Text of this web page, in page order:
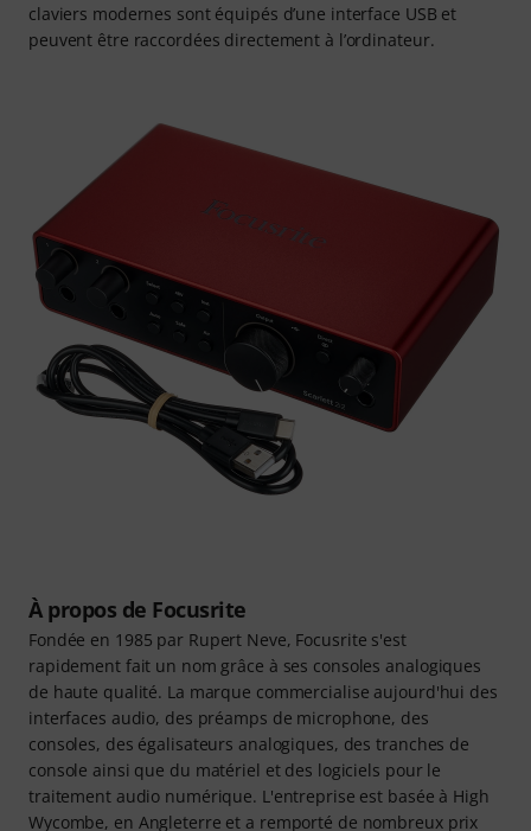
claviers modernes sont équipés d’une interface USB et
peuvent être raccordées directement à l’ordinateur.
À propos de Focusrite
Fondée en 1985 par Rupert Neve, Focusrite s'est
rapidement fait un nom grâce à ses consoles analogiques
de haute qualité. La marque commercialise aujourd'hui des
interfaces audio, des préamps de microphone, des
consoles, des égalisateurs analogiques, des tranches de
console ainsi que du matériel et des logiciels pour le
traitement audio numérique. L'entreprise est basée à High
Wycombe, en Angleterre et a remporté de nombreux prix